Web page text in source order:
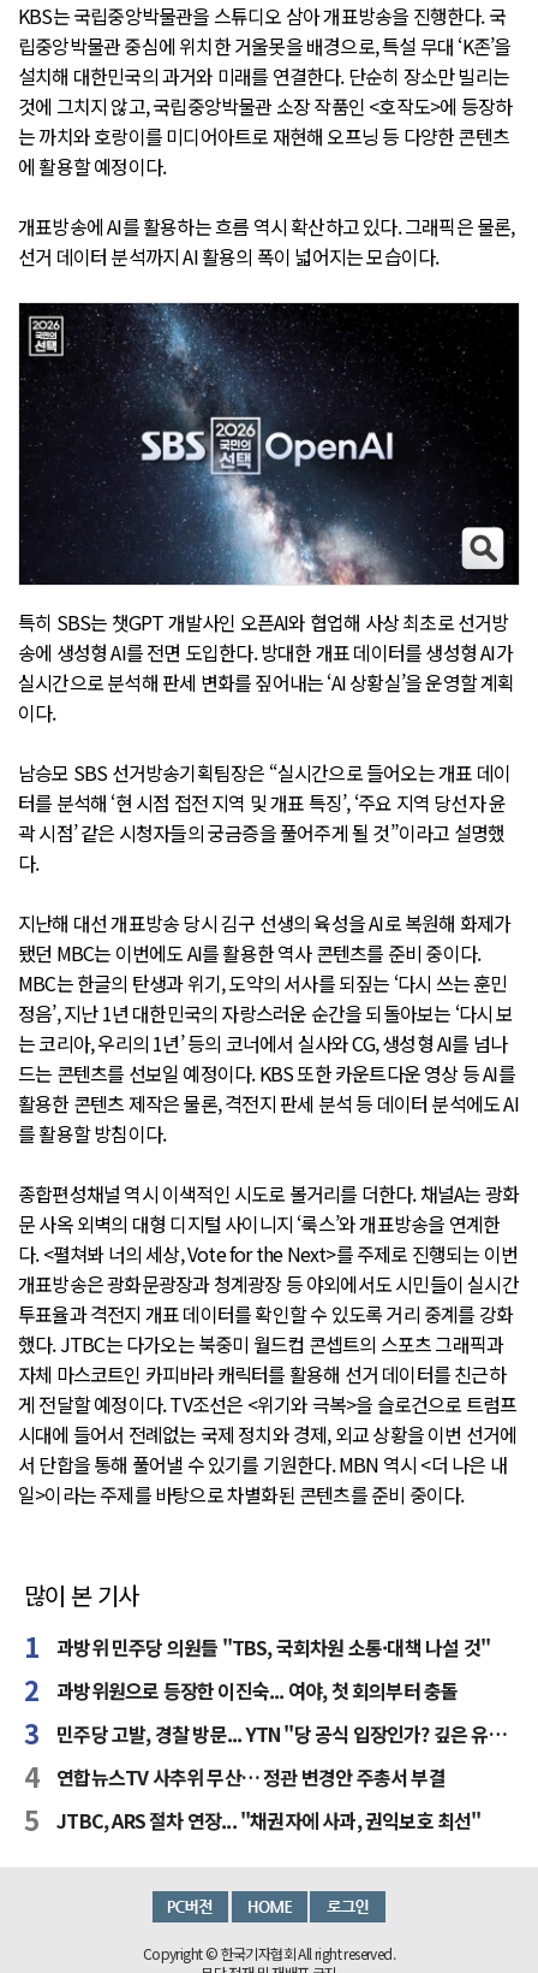
KBS는 국립중앙박물관을 스튜디오 삼아 개표방송을 진행한다. 국
립중앙박물관 중심에 위치한 거울못을 배경으로, 특설 무대 ‘K존’을
설치해 대한민국의 과거와 미래를 연결한다. 단순히 장소만 빌리는
것에 그치지 않고, 국립중앙박물관 소장 작품인 <호작도>에 등장하
는 까치와 호랑이를 미디어아트로 재현해 오프닝 등 다양한 콘텐츠
에 활용할 예정이다.
개표방송에 AI를 활용하는 흐름 역시 확산하고 있다. 그래픽은 물론,
선거 데이터 분석까지 AI 활용의 폭이 넓어지는 모습이다.
특히 SBS는 챗GPT 개발사인 오픈AI와 협업해 사상 최초로 선거방
송에 생성형 AI를 전면 도입한다. 방대한 개표 데이터를 생성형 AI가
실시간으로 분석해 판세 변화를 짚어내는 ‘AI 상황실’을 운영할 계획
이다.
남승모 SBS 선거방송기획팀장은 “실시간으로 들어오는 개표 데이
터를 분석해 ‘현 시점 접전 지역 및 개표 특징’, ‘주요 지역 당선자 윤
곽 시점’ 같은 시청자들의 궁금증을 풀어주게 될 것”이라고 설명했
다.
지난해 대선 개표방송 당시 김구 선생의 육성을 AI로 복원해 화제가
됐던 MBC는 이번에도 AI를 활용한 역사 콘텐츠를 준비 중이다.
MBC는 한글의 탄생과 위기, 도약의 서사를 되짚는 ‘다시 쓰는 훈민
정음’, 지난 1년 대한민국의 자랑스러운 순간을 되돌아보는 ‘다시 보
는 코리아, 우리의 1년’ 등의 코너에서 실사와 CG, 생성형 AI를 넘나
드는 콘텐츠를 선보일 예정이다. KBS 또한 카운트다운 영상 등 AI를
활용한 콘텐츠 제작은 물론, 격전지 판세 분석 등 데이터 분석에도 AI
를 활용할 방침이다.
종합편성채널 역시 이색적인 시도로 볼거리를 더한다. 채널A는 광화
문 사옥 외벽의 대형 디지털 사이니지 ‘룩스’와 개표방송을 연계한
다. <펼쳐봐 너의 세상, Vote for the Next>를 주제로 진행되는 이번
개표방송은 광화문광장과 청계광장 등 야외에서도 시민들이 실시간
투표율과 격전지 개표 데이터를 확인할 수 있도록 거리 중계를 강화
했다. JTBC는 다가오는 북중미 월드컵 콘셉트의 스포츠 그래픽과
자체 마스코트인 카피바라 캐릭터를 활용해 선거 데이터를 친근하
게 전달할 예정이다. TV조선은 <위기와 극복>을 슬로건으로 트럼프
시대에 들어서 전례없는 국제 정치와 경제, 외교 상황을 이번 선거에
서 단합을 통해 풀어낼 수 있기를 기원한다. MBN 역시 <더 나은 내
일>이라는 주제를 바탕으로 차별화된 콘텐츠를 준비 중이다.
많이 본 기사
과방위 민주당 의원들 "TBS, 국회차원 소통·대책 나설 것"
과방위원으로 등장한 이진숙... 여야, 첫 회의부터 충돌
민주당 고발, 경찰 방문... YTN "당 공식 입장인가? 깊은 유감"
연합뉴스TV 사추위 무산… 정관 변경안 주총서 부결
JTBC, ARS 절차 연장... "채권자에 사과, 권익보호 최선"
Copyright © 한국기자협회 All right reserved.